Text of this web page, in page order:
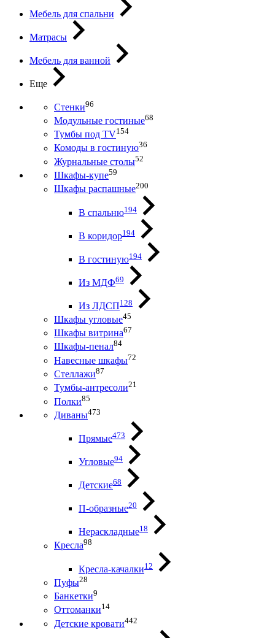
Мебель для спальни
Матрасы
Мебель для ванной
Еще
Стенки96
Модульные гостиные68
Тумбы под ТV154
Комоды в гостиную36
Журнальные столы52
Шкафы-купе59
Шкафы распашные200
В спальню194
В коридор194
В гостиную194
Из МДФ69
Из ЛДСП128
Шкафы угловые45
Шкафы витрина67
Шкафы-пенал84
Навесные шкафы72
Стеллажи87
Тумбы-антресоли21
Полки85
Диваны473
Прямые473
Угловые94
Детские68
П-образные20
Нераскладные18
Кресла98
Кресла-качалки12
Пуфы28
Банкетки9
Оттоманки14
Детские кровати442